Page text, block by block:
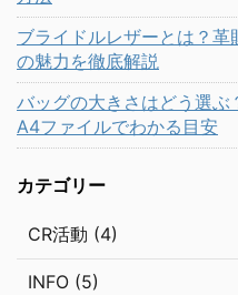
ブライドルレザーとは？
の魅力を徹底解説
バッグの大きさはどう選ぶ
A4ファイルでわかる目安
カテゴリー
CR活動 (4)
INFO (5)